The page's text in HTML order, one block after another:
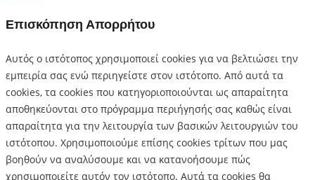
Επισκόπηση Απορρήτου
Αυτός ο ιστότοπος χρησιμοποιεί cookies για να βελτιώσει την
εμπειρία σας ενώ περιηγείστε στον ιστότοπο. Από αυτά τα
cookies, τα cookies που κατηγοριοποιούνται ως απαραίτητα
αποθηκεύονται στο πρόγραμμα περιήγησής σας καθώς είναι
απαραίτητα για την λειτουργία των βασικών λειτουργιών του
ιστότοπου. Χρησιμοποιούμε επίσης cookies τρίτων που μας
βοηθούν να αναλύσουμε και να κατανοήσουμε πώς
χρησιμοποιείτε αυτόν τον ιστότοπο. Αυτά τα cookies θα